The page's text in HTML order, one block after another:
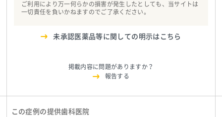
ご利用により万一何らかの損害が発生したとしても、当サイトは
一切責任を負いかねますのでご了承ください。
未承認医薬品等に関しての明示はこちら
掲載内容に問題がありますか？
報告する
この症例の提供歯科医院